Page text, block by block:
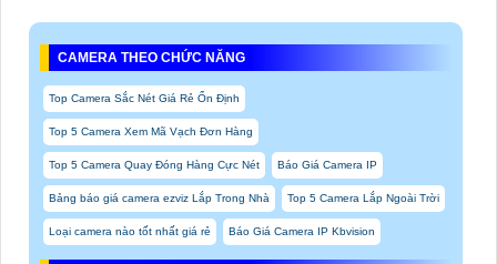
CAMERA THEO CHỨC NĂNG
Top Camera Sắc Nét Giá Rẻ Ổn Định
Top 5 Camera Xem Mã Vạch Đơn Hàng
Top 5 Camera Quay Đóng Hàng Cực Nét Báo Giá Camera IP
Bảng báo giá camera ezviz Lắp Trong Nhà Top 5 Camera Lắp Ngoài Trời
Loại camera nào tốt nhất giá rẻ Báo Giá Camera IP Kbvision